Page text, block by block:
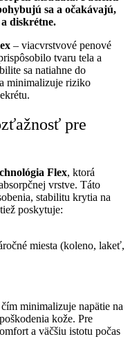
sa a očakávajú,
diskrétne.
– viacvrstvové penové
tvaru tela a
sa natiahne do
minimalizuje riziko
pre
Flex, ktorá
vrstve. Táto
stabilitu krytia na
poskytuje:
miesta (koleno, lakeť,
čím minimalizuje napätie na
kože. Pre
a väčšiu istotu počas